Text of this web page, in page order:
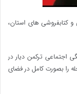
و کتابفروشی های استان،
فرهنگی اجتماعی ترکمن دیار در
را بصورت کامل در فضای